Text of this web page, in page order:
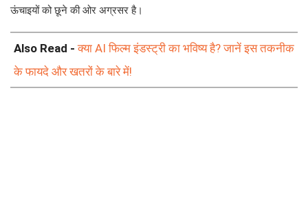
ऊंचाइयों को छूने की ओर अग्रसर है।
Also Read -क्या AI फिल्म इंडस्ट्री का भविष्य है? जानें इस तकनीक
के फायदे और खतरों के बारे में!